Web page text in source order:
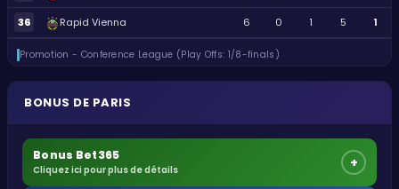
36 Rapid Vienna 6 0 1 5 1
Promotion - Conference League (Play Offs: 1/8-finals)
BONUS DE PARIS
Bonus Bet365
Cliquez ici pour plus de détails +